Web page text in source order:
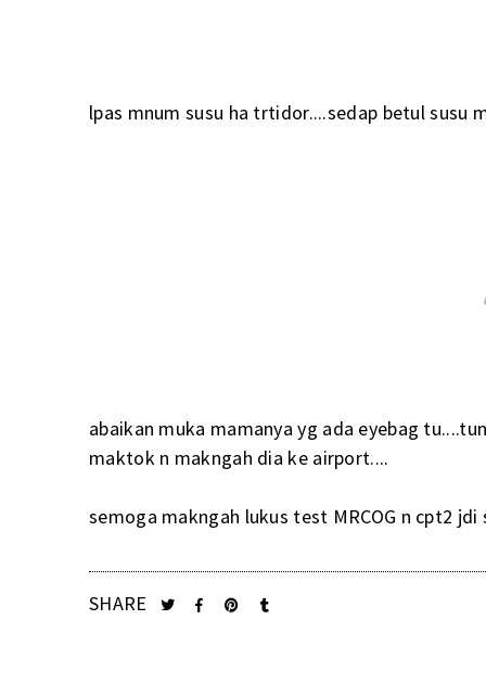
lpas mnum susu ha trtidor....sedap betul susu
abaikan muka mamanya yg ada eyebag
maktok n makngah dia ke airport....
semoga makngah lukus test MRCOG n cpt2 jdi
SHARE